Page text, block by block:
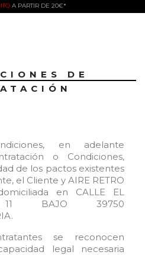
A PARTIR DE 20€*
DE
en adelante
o Condiciones,
de los pactos existentes
el Cliente y AIRE RETRO
en CALLE EL
BAJO 39750
se reconocen
legal necesaria